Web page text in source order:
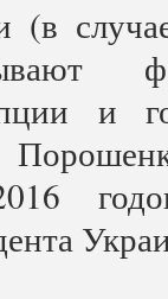
(в
и